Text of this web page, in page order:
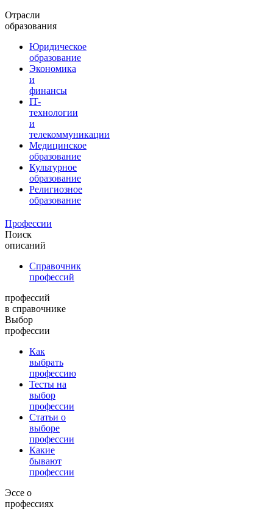
Отрасли
образования
Юридическое
образование
Экономика
и
финансы
IT-
технологии
и
телекоммуникации
Медицинское
образование
Культурное
образование
Религиозное
образование
Профессии
Поиск
описаний
Справочник
профессий
профессий
в справочнике
Выбор
профессии
Как
выбрать
профессию
Тесты на
выбор
профессии
Статьи о
выборе
профессии
Какие
бывают
профессии
Эссе о
профессиях